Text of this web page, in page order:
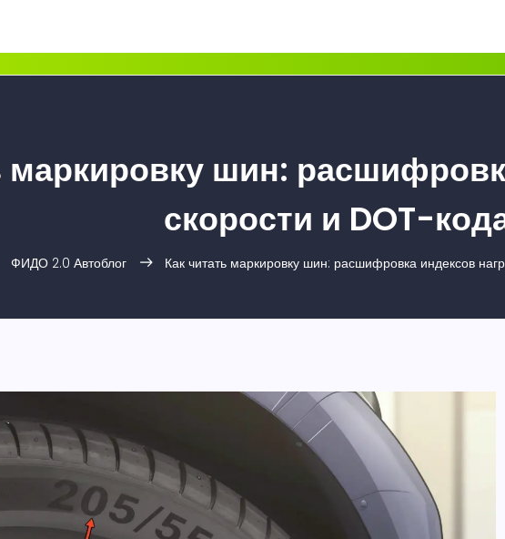
маркировку шин:
скорости и DOT-
ФИДО 2.0 Автоблог Как читать маркировку шин: расшифровка индексов